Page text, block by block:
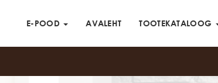
E-POOD AVALEHT TOOTEKATALOOG